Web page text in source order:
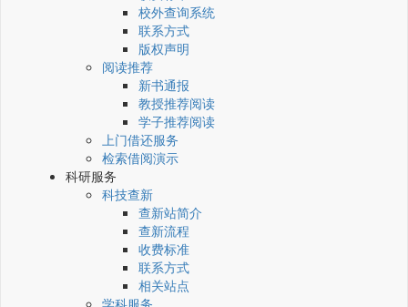
校外查询系统
联系方式
版权声明
阅读推荐
新书通报
教授推荐阅读
学子推荐阅读
上门借还服务
检索借阅演示
科研服务
科技查新
查新站简介
查新流程
收费标准
联系方式
相关站点